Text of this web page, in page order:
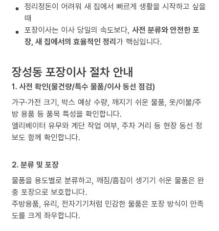
정리정돈이 어려워 새 집에서 빠르게 생활을 시작하고 싶을
때
포장이사는 이사 당일의 속도보다, 사전 분류와 안전한 포
장, 새 집에서의 효율적인 정리가 핵심입니다.
장성동 포장이사 절차 안내
1. 사전 확인(물건량/특수 물품/이사 동선 점검)
가구·가전 크기, 박스 예상 수량, 깨지기 쉬운 물품, 옷/이불/주
방 용품 등 품목 특성을 확인합니다.
엘리베이터 유무와 계단 작업 여부, 주차 거리 등 현장 동선 정
보도 함께 확인합니다.
2. 분류 및 포장
물품을 용도별로 분류하고, 깨짐/흠집이 생기기 쉬운 물품은 완
충 포장으로 보호합니다.
주방용품, 유리, 전자기기처럼 민감한 물품은 포장 방식이 만족
도를 크게 좌우합니다.